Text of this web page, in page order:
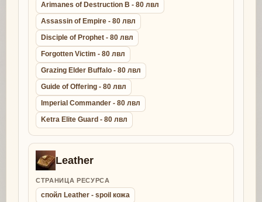
Arimanes of Destruction B - 80 лвл
Assassin of Empire - 80 лвл
Disciple of Prophet - 80 лвл
Forgotten Victim - 80 лвл
Grazing Elder Buffalo - 80 лвл
Guide of Offering - 80 лвл
Imperial Commander - 80 лвл
Ketra Elite Guard - 80 лвл
Leather
СТРАНИЦА РЕСУРСА
спойл Leather - spoil кожа